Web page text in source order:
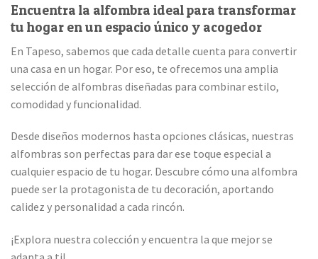
Encuentra la alfombra ideal para transformar
tu hogar en un espacio único y acogedor
En Tapeso, sabemos que cada detalle cuenta para convertir
una casa en un hogar. Por eso, te ofrecemos una amplia
selección de alfombras diseñadas para combinar estilo,
comodidad y funcionalidad.
Desde diseños modernos hasta opciones clásicas, nuestras
alfombras son perfectas para dar ese toque especial a
cualquier espacio de tu hogar. Descubre cómo una alfombra
puede ser la protagonista de tu decoración, aportando
calidez y personalidad a cada rincón.
¡Explora nuestra colección y encuentra la que mejor se